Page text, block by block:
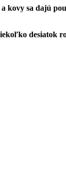
kovy sa dajú
desiatok